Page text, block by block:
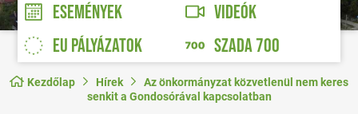
ESEMÉNYEK
VIDEÓK
EU PÁLYÁZATOK
SZADA 700
Kezdőlap Hírek
Az önkormányzat közvetlenül nem keres
senkit a Gondosórával kapcsolatban